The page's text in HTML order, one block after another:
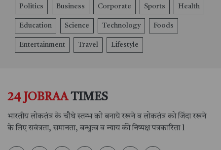
Politics Business Corporate Sports Health
Education Science Technology Foods
Entertainment Travel Lifestyle
24 JOBRAATIMES
भारतीय लोकतंत्र के चौथे स्तम्भ को बनाये रखने व लोकतंत्र को जिंदा रखने
के लिए सवंत्रता, समानता, बन्धुत्व व न्याय की निष्पक्ष पत्रकारिता l